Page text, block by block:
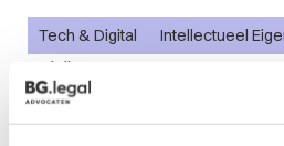
29 juli 2026
Tech & Digital Intellectueel